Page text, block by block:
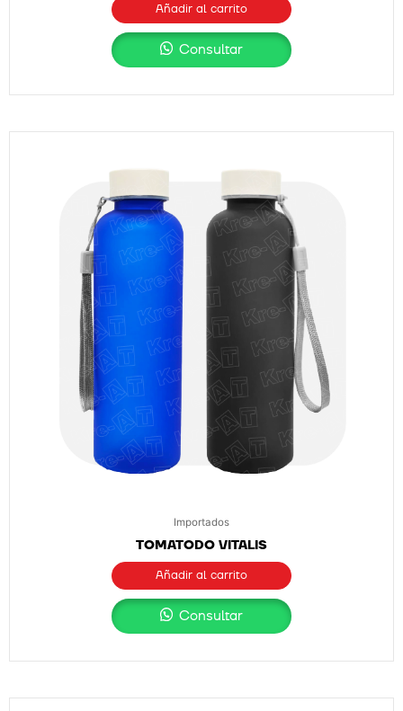
Añadir al carrito
Consultar
Importados
TOMATODO VITALIS
Añadir al carrito
Consultar